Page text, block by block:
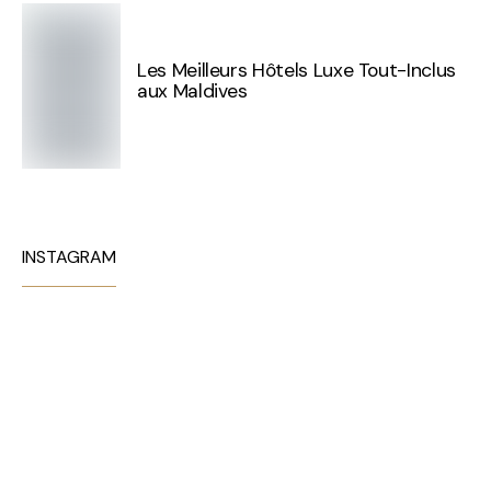
Les Meilleurs Hôtels Luxe Tout-Inclus
aux Maldives
INSTAGRAM